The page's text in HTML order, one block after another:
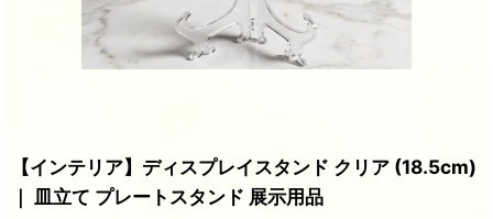
【インテリア】ディスプレイスタンド クリア (18.5cm)
｜ 皿立て プレートスタンド 展示用品